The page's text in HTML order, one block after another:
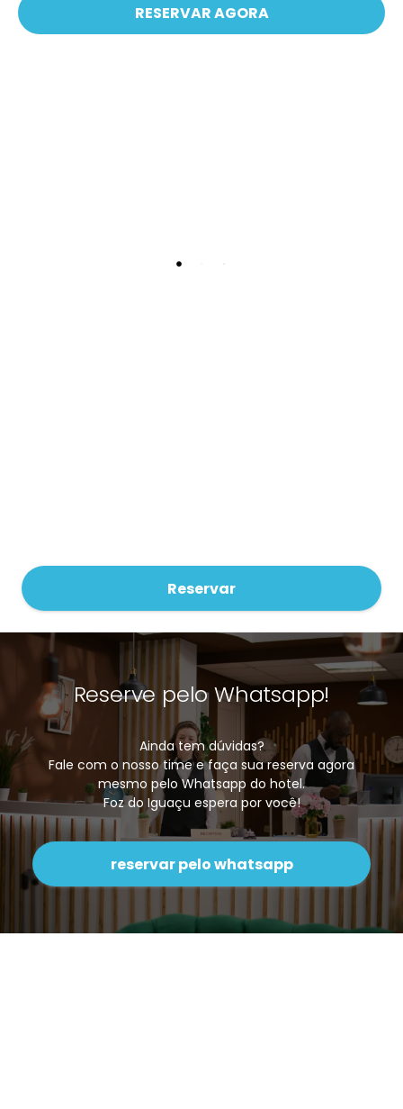
RESERVAR AGORA
Reservar
Reserve pelo Whatsapp!
Ainda tem dúvidas?
Fale com o nosso time e faça sua reserva agora
mesmo pelo Whatsapp do hotel.
Foz do Iguaçu espera por você!
reservar pelo whatsapp